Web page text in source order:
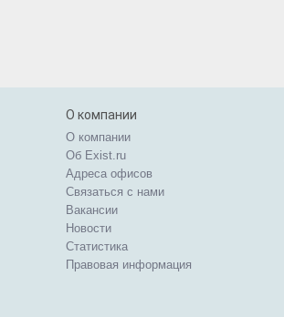
О компании
О компании
Об Exist.ru
Адреса офисов
Связаться с нами
Вакансии
Новости
Статистика
Правовая информация